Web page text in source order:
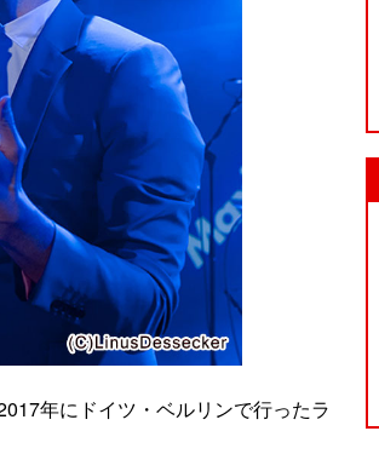
年にドイツ・ベルリンで行ったラ